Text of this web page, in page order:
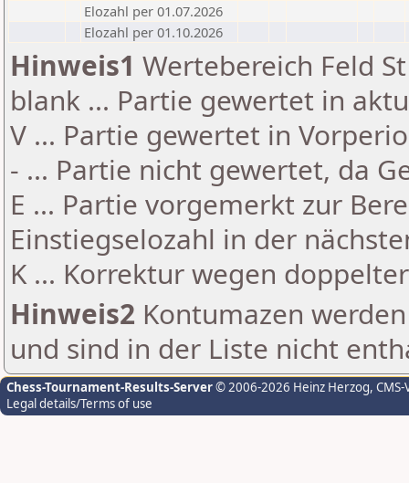
Elozahl per 01.07.2026
Elozahl per 01.10.2026
Hinweis1 Wertebereich Feld
blank ... Partie gewertet in
V ... Partie gewertet in
- ... Partie nicht gewertet, da
E ... Partie vorgemerkt zur
Einstiegselozahl in der
K ... Korrektur wegen
Hinweis2 Kontumazen
und sind in der Liste nicht
Chess-Tournament-Results-Server© 2006-2026 Heinz Herzog,
Legal details/Terms of use